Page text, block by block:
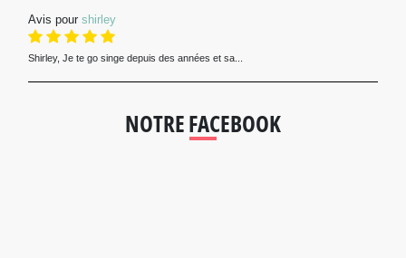
Avis pour shirley
Shirley, Je te go singe depuis des années et sa...
NOTRE FACEBOOK